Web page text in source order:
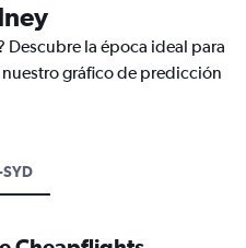
Descubre la época ideal para
gráfico de predicción
SYD